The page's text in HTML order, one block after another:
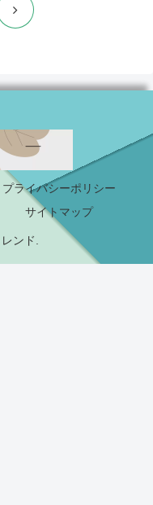
次
プライバシーポリシー
サイトマップ
ンド.